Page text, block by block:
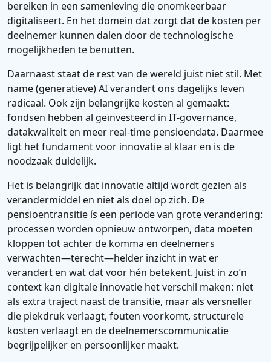
bereiken in een samenleving die onomkeerbaar
digitaliseert. En het domein dat zorgt dat de kosten per
deelnemer kunnen dalen door de technologische
mogelijkheden te benutten.
Daarnaast staat de rest van de wereld juist niet stil. Met
name (generatieve) AI verandert ons dagelijks leven
radicaal. Ook zijn belangrijke kosten al gemaakt:
fondsen hebben al geïnvesteerd in IT-governance,
datakwaliteit en meer real-time pensioendata. Daarmee
ligt het fundament voor innovatie al klaar en is de
noodzaak duidelijk.
Het is belangrijk dat innovatie altijd wordt gezien als
verandermiddel en niet als doel op zich. De
pensioentransitie ís een periode van grote verandering:
processen worden opnieuw ontworpen, data moeten
kloppen tot achter de komma en deelnemers
verwachten—terecht—helder inzicht in wat er
verandert en wat dat voor hén betekent. Juist in zo’n
context kan digitale innovatie het verschil maken: niet
als extra traject naast de transitie, maar als versneller
die piekdruk verlaagt, fouten voorkomt, structurele
kosten verlaagt en de deelnemerscommunicatie
begrijpelijker en persoonlijker maakt.